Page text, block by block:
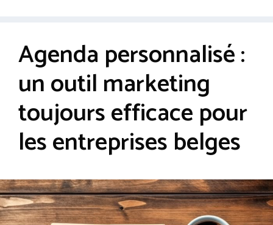
Agenda personnalisé :
un outil marketing
toujours efficace pour
les entreprises belges